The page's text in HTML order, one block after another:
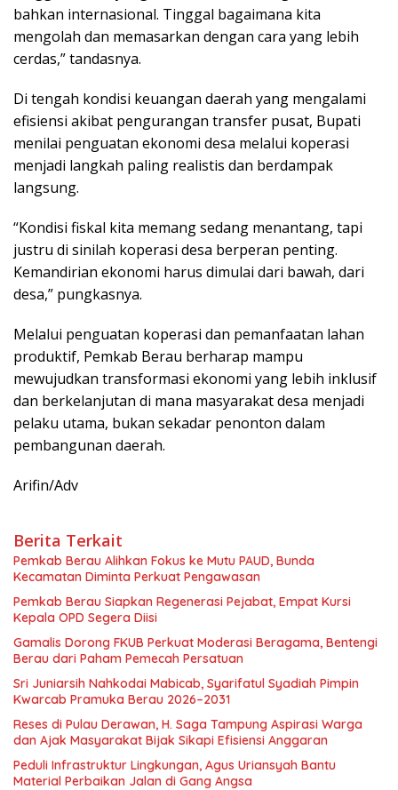
bahkan internasional. Tinggal bagaimana kita
mengolah dan memasarkan dengan cara yang lebih
cerdas,” tandasnya.
Di tengah kondisi keuangan daerah yang mengalami
efisiensi akibat pengurangan transfer pusat, Bupati
menilai penguatan ekonomi desa melalui koperasi
menjadi langkah paling realistis dan berdampak
langsung.
“Kondisi fiskal kita memang sedang menantang, tapi
justru di sinilah koperasi desa berperan penting.
Kemandirian ekonomi harus dimulai dari bawah, dari
desa,” pungkasnya.
Melalui penguatan koperasi dan pemanfaatan lahan
produktif, Pemkab Berau berharap mampu
mewujudkan transformasi ekonomi yang lebih inklusif
dan berkelanjutan di mana masyarakat desa menjadi
pelaku utama, bukan sekadar penonton dalam
pembangunan daerah.
Arifin/Adv
Berita Terkait
Pemkab Berau Alihkan Fokus ke Mutu PAUD, Bunda
Kecamatan Diminta Perkuat Pengawasan
Pemkab Berau Siapkan Regenerasi Pejabat, Empat Kursi
Kepala OPD Segera Diisi
Gamalis Dorong FKUB Perkuat Moderasi Beragama, Bentengi
Berau dari Paham Pemecah Persatuan
Sri Juniarsih Nahkodai Mabicab, Syarifatul Syadiah Pimpin
Kwarcab Pramuka Berau 2026–2031
Reses di Pulau Derawan, H. Saga Tampung Aspirasi Warga
dan Ajak Masyarakat Bijak Sikapi Efisiensi Anggaran
Peduli Infrastruktur Lingkungan, Agus Uriansyah Bantu
Material Perbaikan Jalan di Gang Angsa